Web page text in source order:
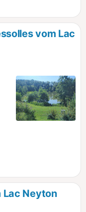
vom Lac
Lac Neyton